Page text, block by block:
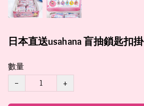
日本直送usahana 盲抽鎖匙扣掛
數量
−
+